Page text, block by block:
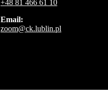
+48 81 466 61 10
Email:
zoom@ck.lublin.pl